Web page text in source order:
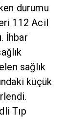
durumu
112 Acil
İhbar
sağlık
küçük
Tıp